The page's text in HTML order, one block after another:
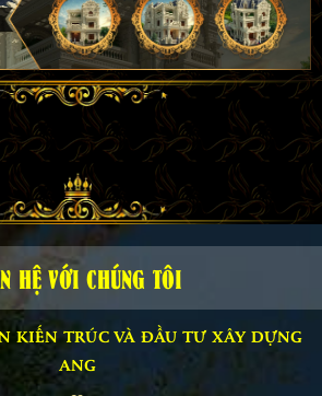
HỆ VỚI CHÚNG TÔI
KIẾN TRÚC VÀ ĐẦU TƯ XÂY DỰNG
ANG